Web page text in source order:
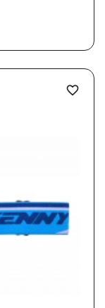
favorite_border